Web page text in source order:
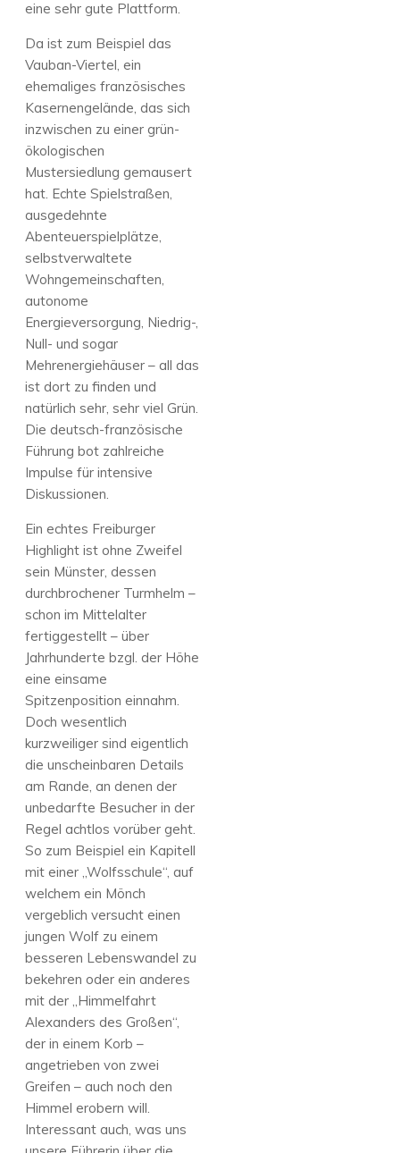
eine sehr gute Plattform.
Da ist zum Beispiel das
Vauban-Viertel, ein
ehemaliges französisches
Kasernengelände, das sich
inzwischen zu einer grün-
ökologischen
Mustersiedlung gemausert
hat. Echte Spielstraßen,
ausgedehnte
Abenteuerspielplätze,
selbstverwaltete
Wohngemeinschaften,
autonome
Energieversorgung, Niedrig-,
Null- und sogar
Mehrenergiehäuser – all das
ist dort zu finden und
natürlich sehr, sehr viel Grün.
Die deutsch-französische
Führung bot zahlreiche
Impulse für intensive
Diskussionen.
Ein echtes Freiburger
Highlight ist ohne Zweifel
sein Münster, dessen
durchbrochener Turmhelm –
schon im Mittelalter
fertiggestellt – über
Jahrhunderte bzgl. der Höhe
eine einsame
Spitzenposition einnahm.
Doch wesentlich
kurzweiliger sind eigentlich
die unscheinbaren Details
am Rande, an denen der
unbedarfte Besucher in der
Regel achtlos vorüber geht.
So zum Beispiel ein Kapitell
mit einer „Wolfsschule“, auf
welchem ein Mönch
vergeblich versucht einen
jungen Wolf zu einem
besseren Lebenswandel zu
bekehren oder ein anderes
mit der „Himmelfahrt
Alexanders des Großen“,
der in einem Korb –
angetrieben von zwei
Greifen – auch noch den
Himmel erobern will.
Interessant auch, was uns